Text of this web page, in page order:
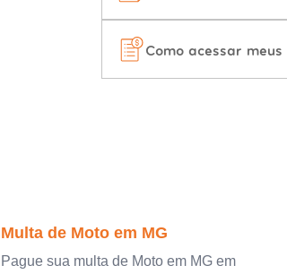
Como acessar
Multa de Moto em MG
Pague sua multa de Moto em MG em